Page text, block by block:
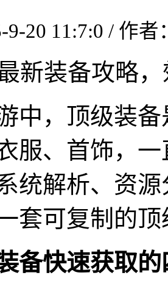
9-20 11:7:0 / 作
装备攻略，
中，顶级装
服、首饰，
统解析、资
套可复制的
备快速获取